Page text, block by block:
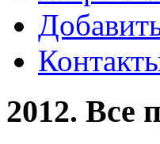
2012. Все